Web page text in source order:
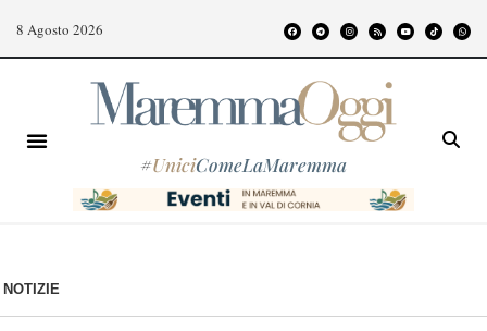
8 Agosto 2026
#UniciComeLaMaremma
NOTIZIE